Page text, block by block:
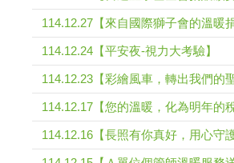
114.12.27【來自國際獅子會的溫暖捐
114.12.24【平安夜-視力大考驗】
114.12.23【彩繪風車，轉出我們的
114.12.17【您的溫暖，化為明年的
114.12.16【長照有你真好，用心守護